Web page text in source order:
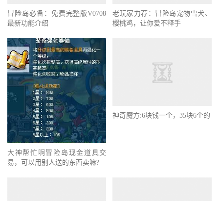
冒险岛必备：免费完整版V0708
最新功能介绍
老玩家力荐：冒险岛宠物雪犬、
樱桃鸡，让你爱不释手
大神帮忙啊冒险岛现金道具交
易，可以用别人送的东西卖嘛?
神奇魔方:6块钱一个，35块6个的